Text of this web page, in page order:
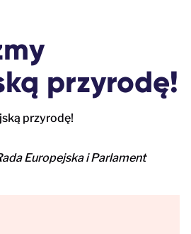
przyrodę!
Europejska i Parlament